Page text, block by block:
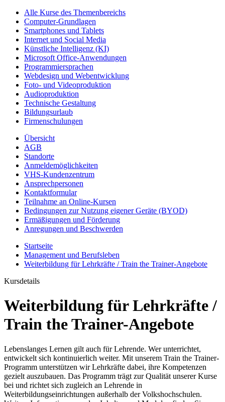
Alle Kurse des Themenbereichs
Computer-Grundlagen
Smartphones und Tablets
Internet und Social Media
Künstliche Intelligenz (KI)
Microsoft Office-Anwendungen
Programmiersprachen
Webdesign und Webentwicklung
Foto- und Videoproduktion
Audioproduktion
Technische Gestaltung
Bildungsurlaub
Firmenschulungen
Übersicht
AGB
Standorte
Anmeldemöglichkeiten
VHS-Kundenzentrum
Ansprechpersonen
Kontaktformular
Teilnahme an Online-Kursen
Bedingungen zur Nutzung eigener Geräte (BYOD)
Ermäßigungen und Förderung
Anregungen und Beschwerden
Startseite
Management und Berufsleben
Weiterbildung für Lehrkräfte / Train the Trainer-Angebote
Kursdetails
Weiterbildung für Lehrkräfte /
Train the Trainer-Angebote
Lebenslanges Lernen gilt auch für Lehrende. Wer unterrichtet,
entwickelt sich kontinuierlich weiter. Mit unserem Train the Trainer-
Programm unterstützen wir Lehrkräfte dabei, ihre Kompetenzen
gezielt auszubauen. Das Programm trägt zur Qualität unserer Kurse
bei und richtet sich zugleich an Lehrende in
Weiterbildungseinrichtungen außerhalb der Volkshochschulen.